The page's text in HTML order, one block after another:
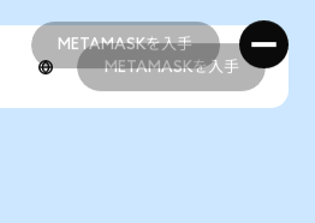
METAMASKを入手
METAMASKを入手
METAMASKを入手